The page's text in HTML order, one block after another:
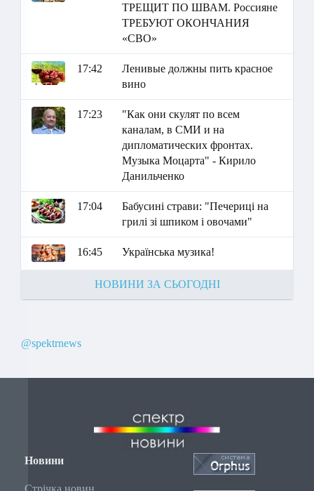
ТРЕЩИТ ПО ШВАМ. Россияне
ТРЕБУЮТ ОКОНЧАНИЯ
«СВО»
17:42
Ленивые должны пить красное
вино
17:23
"Как они скулят по всем
каналам, в СМИ и на
дипломатических фронтах.
Музыка Моцарта" - Кирило
Данильченко
17:04
Бабусині страви: "Печериці на
грилі зі шпиком і овочами"
16:45 Українська музика!
НОВИНИ ЗА СЬОГОДНІ
@spektrnews
Новини
Стрічка новин